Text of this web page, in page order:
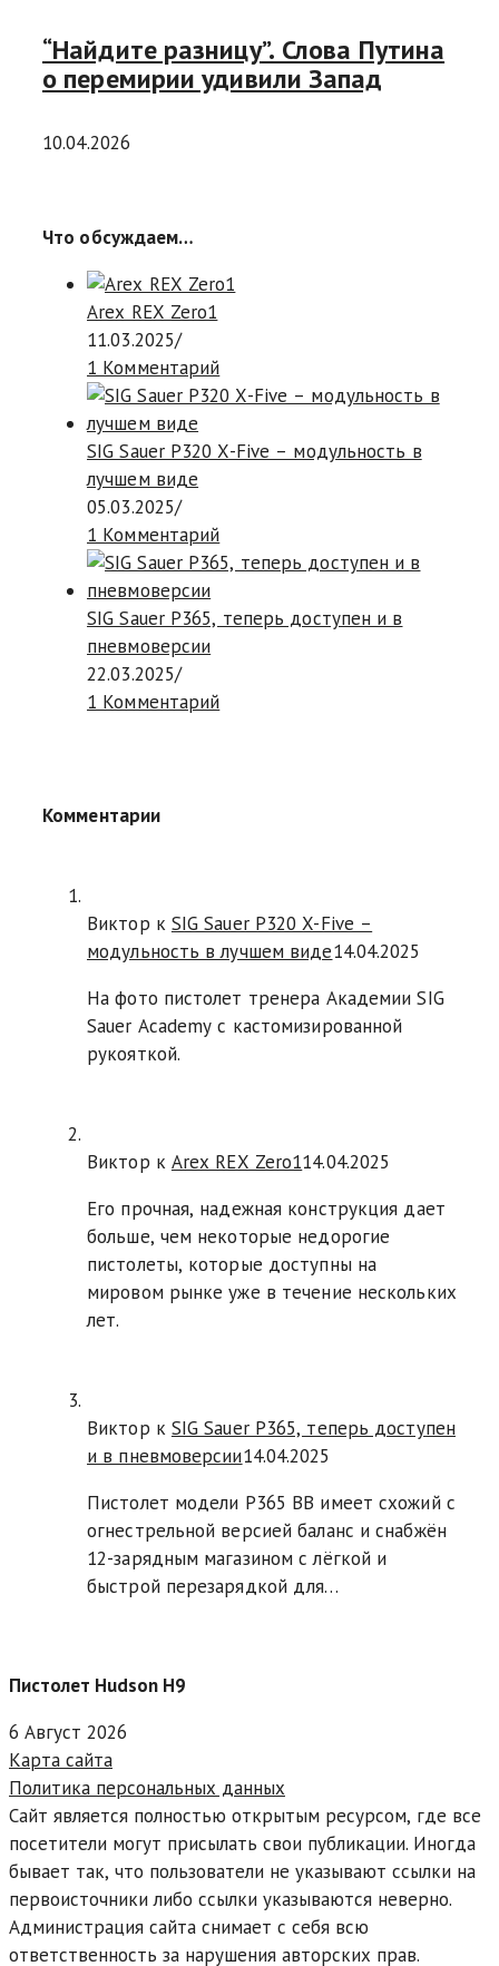
“Найдите разницу”. Слова Путина
о перемирии удивили Запад
10.04.2026
Что обсуждаем…
Arex REX Zero1
11.03.2025/
1 Комментарий
SIG Sauer P320 X-Five – модульность в
лучшем виде
05.03.2025/
1 Комментарий
SIG Sauer P365, теперь доступен и в
пневмоверсии
22.03.2025/
1 Комментарий
Комментарии
Виктор к SIG Sauer P320 X-Five –
модульность в лучшем виде14.04.2025
На фото пистолет тренера Академии SIG
Sauer Academy с кастомизированной
рукояткой.
Виктор к Arex REX Zero114.04.2025
Его прочная, надежная конструкция дает
больше, чем некоторые недорогие
пистолеты, которые доступны на
мировом рынке уже в течение нескольких
лет.
Виктор к SIG Sauer P365, теперь доступен
и в пневмоверсии14.04.2025
Пистолет модели P365 BB имеет схожий с
огнестрельной версией баланс и снабжён
12-зарядным магазином с лёгкой и
быстрой перезарядкой для…
Пистолет Hudson H9
6 Август 2026
Карта сайта
Политика персональных данных
Сайт является полностью открытым ресурсом, где все
посетители могут присылать свои публикации. Иногда
бывает так, что пользователи не указывают ссылки на
первоисточники либо ссылки указываются неверно.
Администрация сайта снимает с себя всю
ответственность за нарушения авторских прав.